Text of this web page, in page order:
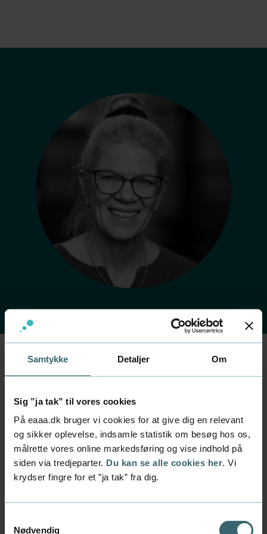
Samtykke Detaljer Om
Sig ”ja tak” til vores cookies
På eaaa.dk bruger vi cookies for at give dig en relevant
og sikker oplevelse, indsamle statistik om besøg hos os,
målrette vores online markedsføring og vise indhold på
siden via tredjeparter. Du kan se alle cookies her. Vi
krydser fingre for et ”ja tak” fra dig.
Nødvendig
Forside Kontakt Find medarbejder Medarbejder
Anne Kirketerp
Stilling
uddannelseschef
Afdeling
Uddannelser inden for it og digitalt design